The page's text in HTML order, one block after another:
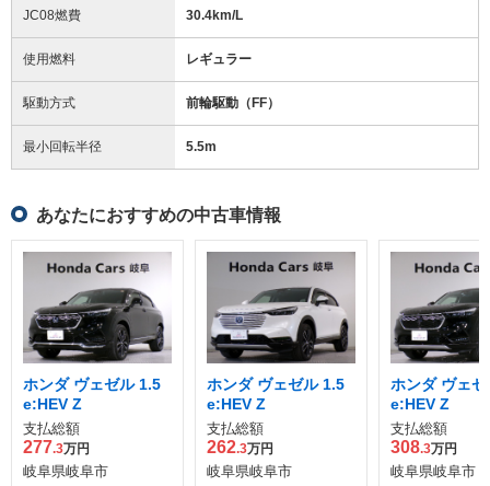
JC08燃費 30.4km/L
使用燃料 レギュラー
駆動方式 前輪駆動（FF）
最小回転半径 5.5m
あなたにおすすめの中古車情報
ホンダ ヴェゼル 1.5
e:HEV Z
支払総額
277.3万円
岐阜県岐阜市
ホンダ ヴェゼル 1.5
e:HEV Z
支払総額
262.3万円
岐阜県岐阜市
ホンダ ヴェ
e:HEV Z
支払総額
308.3万円
岐阜県岐阜市